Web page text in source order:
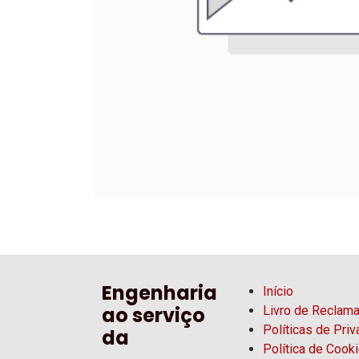
Engenharia
ao serviço
da
Início
Livro de
Políticas de
Política de